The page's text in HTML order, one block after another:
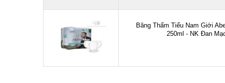
Băng Thấm Tiểu Nam Giới
250ml - NK Đan